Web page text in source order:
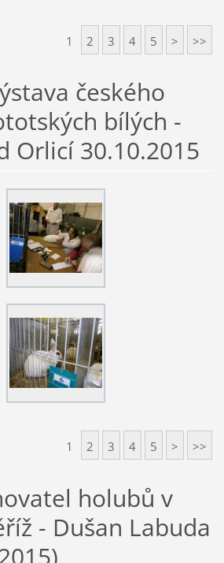
1 2 3 4 5 > >>
českého
bílých -
Orlicí 30.10.2015
1 2 3 4 5 > >>
holubů v
- Dušan Labuda